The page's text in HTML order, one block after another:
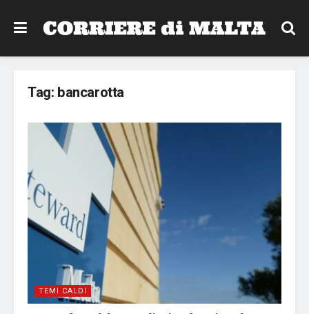
Tag: bancarotta
TEMI CALDI